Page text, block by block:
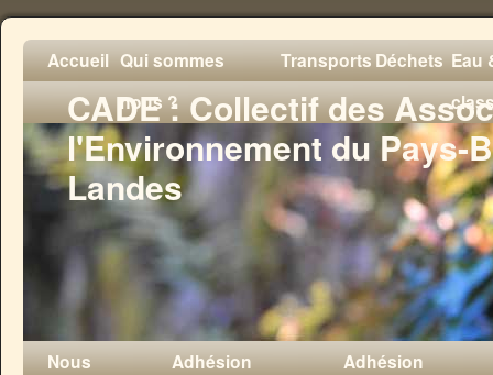
CADE : Collectif des
l'Environnement du Pays-
Landes
Accueil Qui sommes
nous ?
TransportsDéchets Eau
Nous
Adhésion
Adhésion